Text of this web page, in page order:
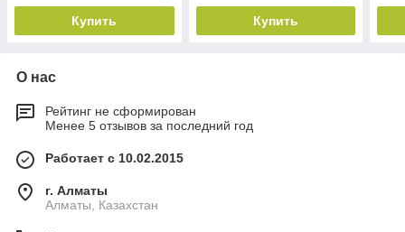
Купить Купить
О нас
Рейтинг не сформирован
Менее 5 отзывов за последний год
Работает с 10.02.2015
г. Алматы
Алматы, Казахстан